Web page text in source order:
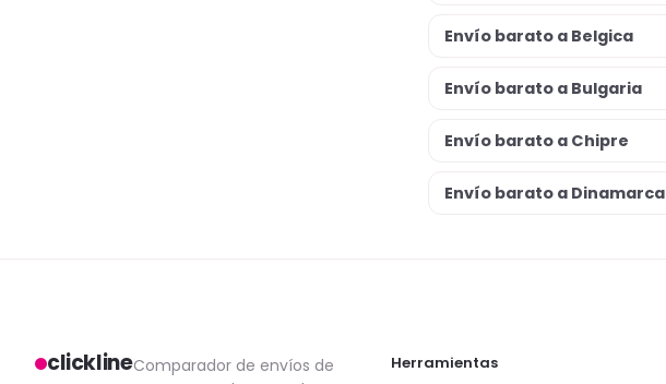
Envío barato a Belgica
Envío barato a Bulgaria
Envío barato a Chipre
Envío barato a Dinamarca
clicklineComparador de envíos de
Herramientas